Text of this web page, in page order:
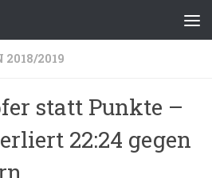
2018/2019
statt Punkte –
22:24 gegen